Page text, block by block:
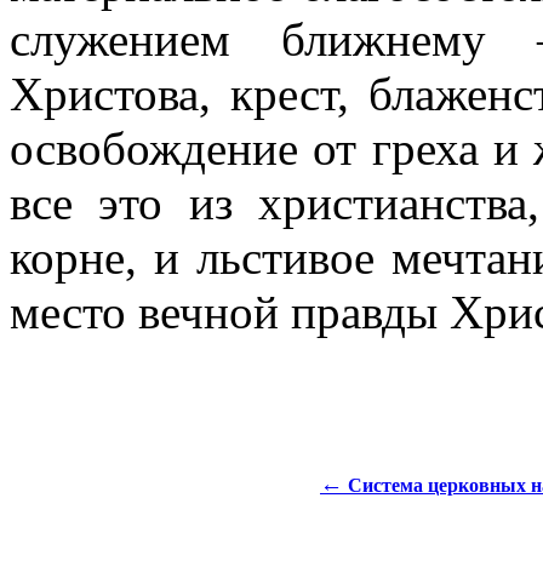
служением
Христова, крест,
освобождение от греха и
все это из
корне, и льстивое
место вечной правды
← Система церковных